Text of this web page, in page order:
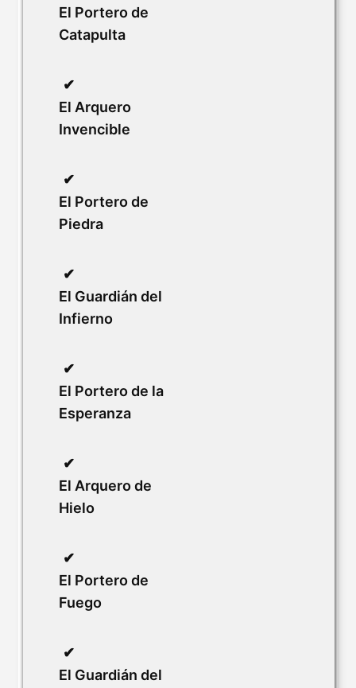
El Portero de
Catapulta
El Arquero
Invencible
El Portero de
Piedra
El Guardián del
Infierno
El Portero de la
Esperanza
El Arquero de
Hielo
El Portero de
Fuego
El Guardián del